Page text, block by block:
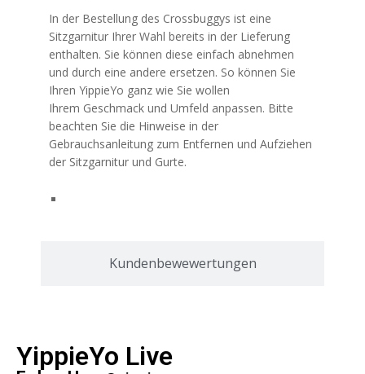
Kundenbewewertungen
In der Bestellung des Crossbuggys ist eine
Sitzgarnitur Ihrer Wahl bereits in der Lieferung
enthalten. Sie können diese einfach abnehmen
und durch eine andere ersetzen. So können Sie
Ihren YippieYo ganz wie Sie wollen
Ihrem Geschmack und Umfeld anpassen. Bitte
beachten Sie die Hinweise in der
Gebrauchsanleitung zum Entfernen und Aufziehen
der Sitzgarnitur und Gurte.
YippieYo Live